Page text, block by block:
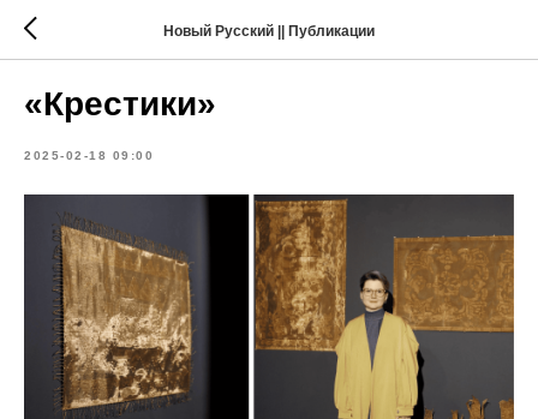
Новый Русский || Публикации
«Крестики»
2025-02-18 09:00